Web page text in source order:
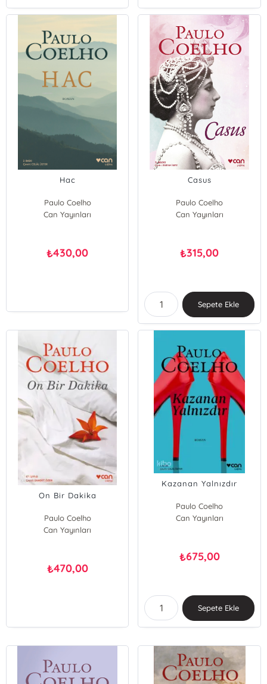
Hac
Paulo Coelho
Can Yayınları
₺430,00
Casus
Paulo Coelho
Can Yayınları
₺315,00
Sepete Ekle
On Bir Dakika
Paulo Coelho
Can Yayınları
₺470,00
Kazanan Yalnızdır
Paulo Coelho
Can Yayınları
₺675,00
Sepete Ekle